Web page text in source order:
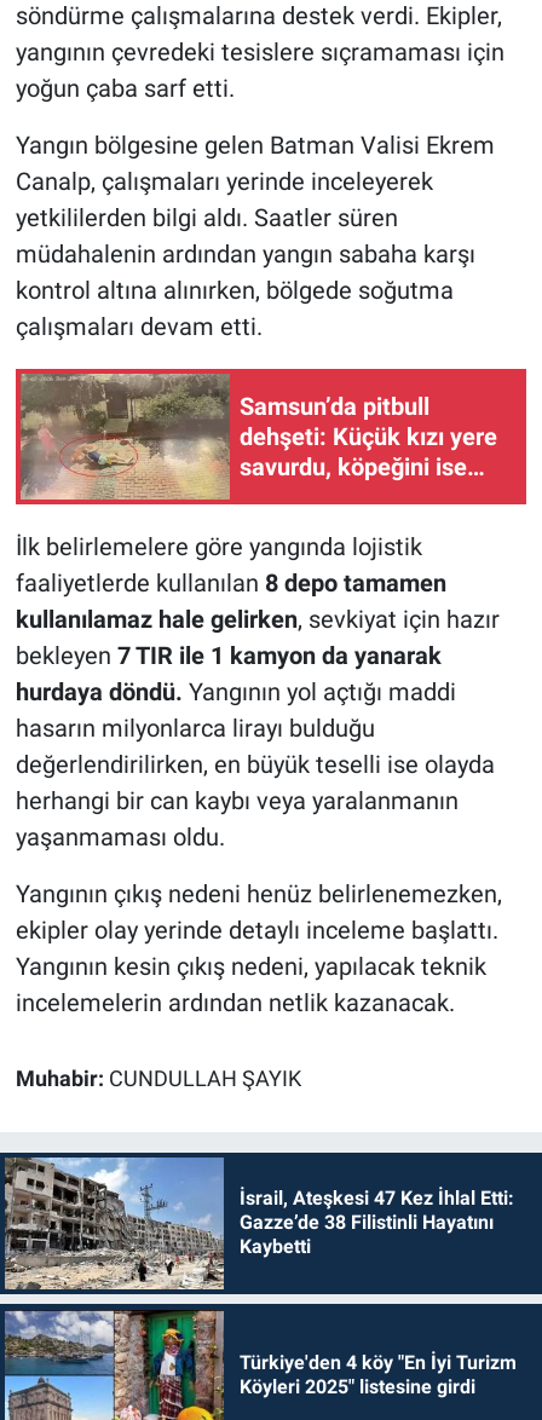
söndürme çalışmalarına destek verdi. Ekipler,
yangının çevredeki tesislere sıçramaması için
yoğun çaba sarf etti.
Yangın bölgesine gelen Batman Valisi Ekrem
Canalp, çalışmaları yerinde inceleyerek
yetkililerden bilgi aldı. Saatler süren
müdahalenin ardından yangın sabaha karşı
kontrol altına alınırken, bölgede soğutma
çalışmaları devam etti.
Samsun’da pitbull
dehşeti: Küçük kızı yere
savurdu, köpeğini ise
İlk belirlemelere göre yangında lojistik
faaliyetlerde kullanılan 8 depo tamamen
kullanılamaz hale gelirken, sevkiyat için hazır
bekleyen 7 TIR ile 1 kamyon da yanarak
hurdaya döndü. Yangının yol açtığı maddi
hasarın milyonlarca lirayı bulduğu
değerlendirilirken, en büyük teselli ise olayda
herhangi bir can kaybı veya yaralanmanın
yaşanmaması oldu.
Yangının çıkış nedeni henüz belirlenemezken,
ekipler olay yerinde detaylı inceleme başlattı.
Yangının kesin çıkış nedeni, yapılacak teknik
incelemelerin ardından netlik kazanacak.
Muhabir: CUNDULLAH ŞAYIK
İsrail, Ateşkesi 47 Kez İhlal Etti:
Gazze’de 38 Filistinli Hayatını
Kaybetti
Türkiye'den 4 köy "En İyi Turizm
Köyleri 2025" listesine girdi